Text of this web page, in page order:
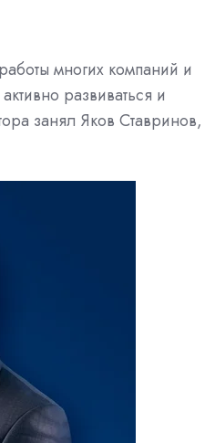
многих компаний и
развиваться и
занял Яков Ставринов,